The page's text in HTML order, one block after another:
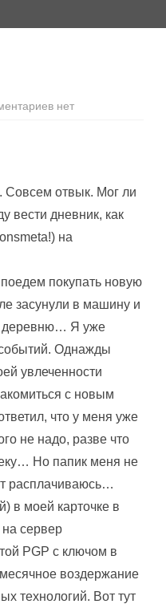
к нет
отвык. Мог ли
вести дневник, как
на
покупать новую
засунули в машину и
деревню… Я уже
Однажды
увлеченности
с новым
что у меня уже
не надо, разве что
Hо папик меня не
расплачиваюсь…
в моей карточке в
на сервер
PGP с ключом в
воздержание
технологий. Вот тут